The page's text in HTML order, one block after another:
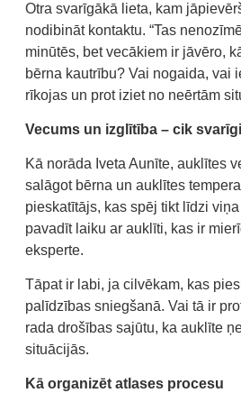
Otra svarīgākā lieta, kam
nodibināt kontaktu. “Tas
minūtēs, bet vecākiem ir jāvēro,
bērna kautrību? Vai nogaida, vai
rīkojas un prot iziet no neērtām
Vecums un izglītība – cik
Kā norāda Iveta Aunīte, auklītes
salāgot bērna un auklītes
pieskatītājs, kas spēj tikt līdzi
pavadīt laiku ar auklīti, kas ir
eksperte.
Tāpat ir labi, ja cilvēkam, kas
palīdzības sniegšanā. Vai tā ir
rada drošības sajūtu, ka auklīte
situācijās.
Kā organizēt atlases procesu